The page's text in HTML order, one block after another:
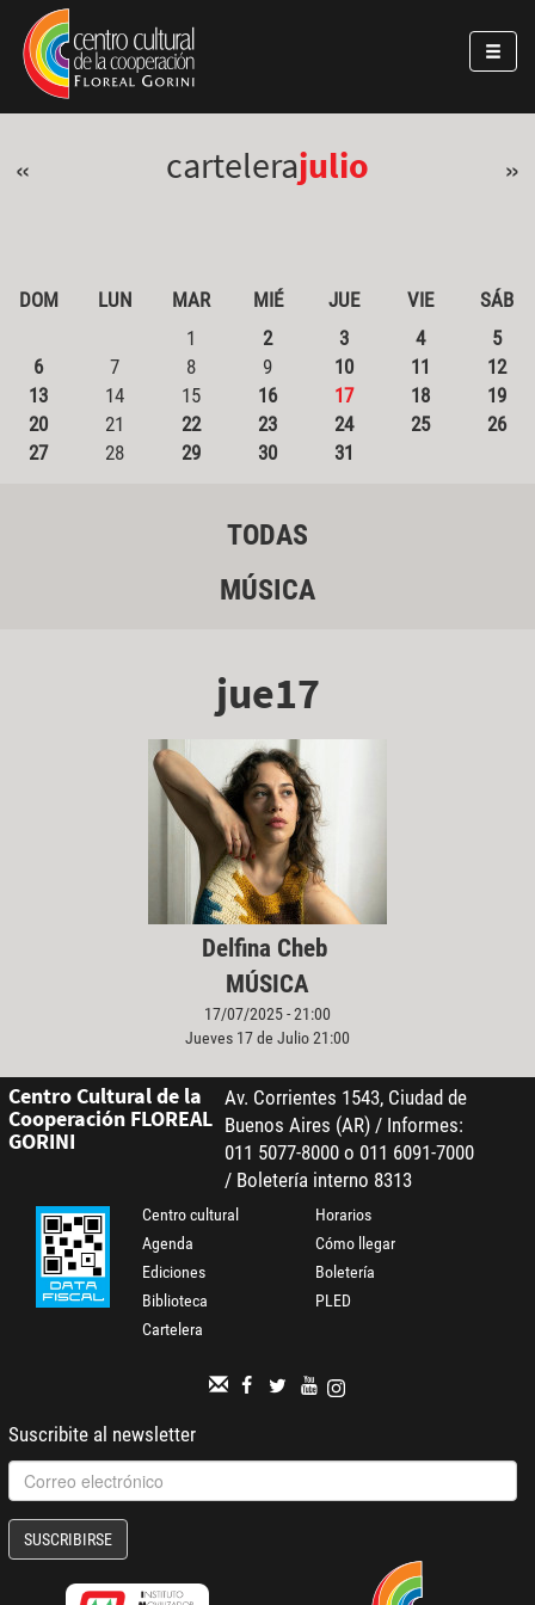
Pasar al contenido principal
Jump to main content
« cartelerajulio »
DOM LUN MAR MIÉ JUE VIE
SÁB
1
2 3 4
5
6
7 8 9 10 11
12
13
14 15 16 17 18
19
20
21 22 23 24 25
26
27
28 29 30 31
TODAS
MÚSICA
jue17
Delfina Cheb
MÚSICA
17/07/2025 - 21:00
Jueves 17 de Julio 21:00
Centro Cultural de la
Cooperación FLOREAL
GORINI
Av. Corrientes 1543, Ciudad de
Buenos Aires (AR) / Informes:
011 5077-8000 o 011 6091-7000
/ Boletería interno 8313
Centro cultural
Agenda
Ediciones
Biblioteca
Cartelera
Horarios
Cómo llegar
Boletería
PLED
Suscribite al newsletter
SUSCRIBIRSE